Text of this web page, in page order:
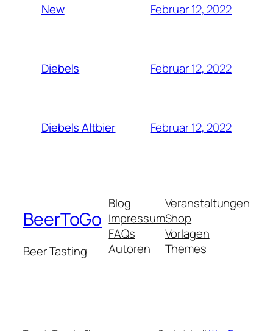
New Februar 12, 2022
Diebels Februar 12, 2022
Diebels Altbier Februar 12, 2022
BeerToGo
Beer Tasting
Blog
Impressum
FAQs
Autoren
Veranstaltungen
Shop
Vorlagen
Themes